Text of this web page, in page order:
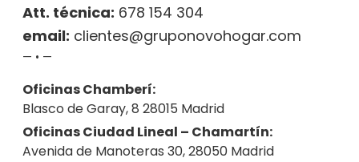
Att. técnica: 678 154 304
email: clientes@gruponovohogar.com
— • —
Oficinas Chamberí:
Blasco de Garay, 8 28015 Madrid
Oficinas Ciudad Lineal – Chamartín:
Avenida de Manoteras 30, 28050 Madrid